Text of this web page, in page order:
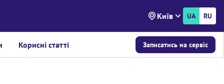
Київ UA RU
Корисні статті Записатись на сервіс